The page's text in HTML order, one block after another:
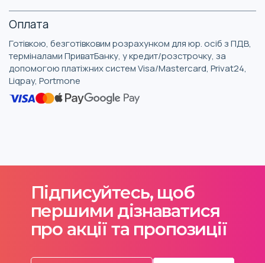
Оплата
Готівкою, безготівковим розрахунком для юр. осіб з ПДВ,
терміналами ПриватБанку, у кредит/розстрочку, за
допомогою платіжних систем Visa/Mastercard, Privat24,
Liqpay, Portmone
Підписуйтесь, щоб
першими дізнаватися
про акції та пропозиції